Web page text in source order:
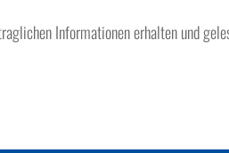
Informationen erhalten und